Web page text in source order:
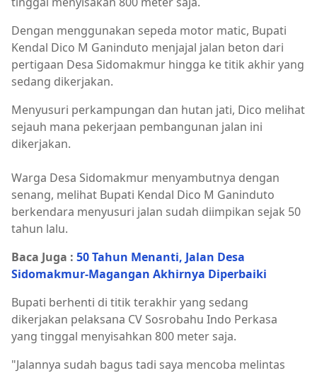
Dengan menggunakan sepeda motor matic, Bupati
Kendal Dico M Ganinduto menjajal jalan beton dari
pertigaan Desa Sidomakmur hingga ke titik akhir yang
sedang dikerjakan.
Menyusuri perkampungan dan hutan jati, Dico melihat
sejauh mana pekerjaan pembangunan jalan ini
dikerjakan.
Warga Desa Sidomakmur menyambutnya dengan
senang, melihat Bupati Kendal Dico M Ganinduto
berkendara menyusuri jalan sudah diimpikan sejak 50
tahun lalu.
Baca Juga : 50 Tahun Menanti, Jalan Desa
Sidomakmur-Magangan Akhirnya Diperbaiki
Bupati berhenti di titik terakhir yang sedang
dikerjakan pelaksana CV Sosrobahu Indo Perkasa
yang tinggal menyisahkan 800 meter saja.
"Jalannya sudah bagus tadi saya mencoba melintas